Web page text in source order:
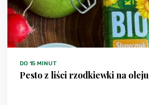
DO 15 MINUT
Pesto z liści rzodkiewki na oleju